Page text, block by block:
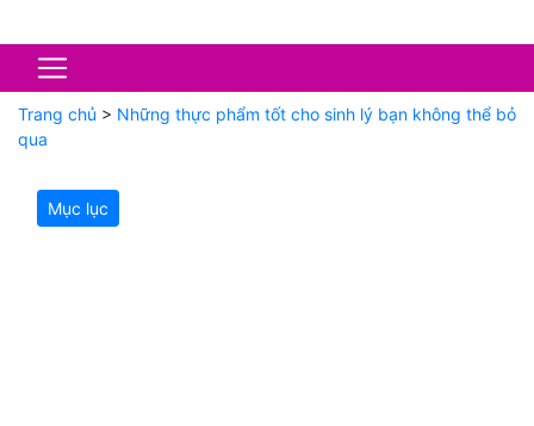
Trang chủ > Những thực phẩm tốt cho sinh lý bạn không thể bỏ
qua
Mục lục